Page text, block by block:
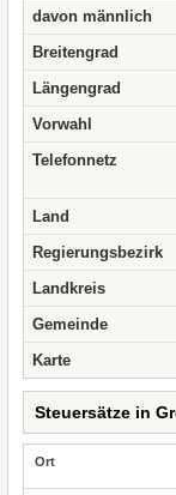
davon männlich
Breitengrad
Längengrad
Vorwahl
Telefonnetz
Land
Regierungsbezirk
Landkreis
Gemeinde
Karte
Steuersätze in